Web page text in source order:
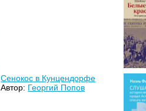
Сенокос в Кунцендорфе
Автор: Георгий Попов